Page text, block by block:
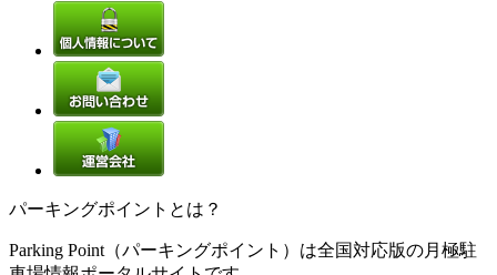
パーキングポイントとは？
Parking Point（パーキングポイント）は全国対応版の月極駐